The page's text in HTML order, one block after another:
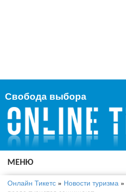
Свобода выбора
МЕНЮ
Онлайн Тикетс » Новости туризма »